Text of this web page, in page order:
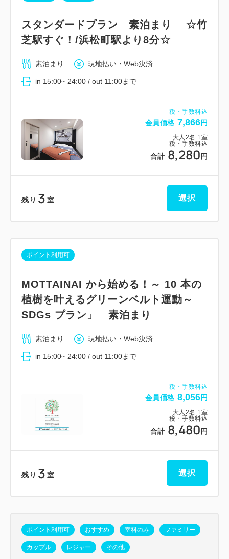
税・手数料込
会員価格 7,866円
大人 2名 1室
税・手数料込
合計 8,280 円
スタンダードプラン 素泊まり ☆竹
芝駅すぐ！/浜松町駅より8分☆
素泊まり 現地払い・Web決済
in 15:00~ 24:00 / out 11:00まで
残り 3 室 選択
税・手数料込
会員価格 8,056円
大人 2名 1室
税・手数料込
合計 8,480 円
ポイント利用可
MOTTAINAI から始める！～ 10 本の
植樹を叶えるグリーンベルト運動～
SDGs プラン」 素泊まり
素泊まり 現地払い・Web決済
in 15:00~ 24:00 / out 11:00まで
残り 3 室 選択
ポイント利用可 おすすめ 室料のみ ファミリー
カップル レジャー その他